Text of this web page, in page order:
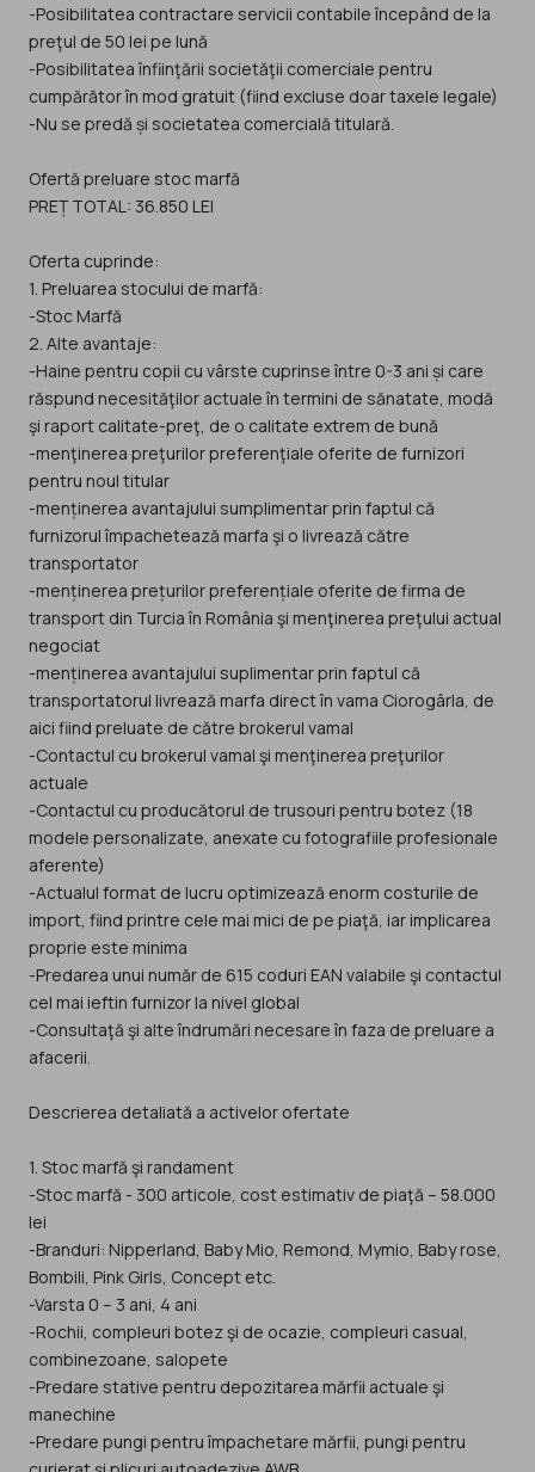
-Posibilitatea contractare servicii contabile începând de la
preţul de 50 lei pe lună
-Posibilitatea înfiinţării societăţii comerciale pentru
cumpărător în mod gratuit (fiind excluse doar taxele legale)
-Nu se predă și societatea comercială titulară.
Ofertă preluare stoc marfă
PREȚ TOTAL: 36.850 LEI
Oferta cuprinde:
1. Preluarea stocului de marfă:
-Stoc Marfă
2. Alte avantaje:
-Haine pentru copii cu vârste cuprinse între 0-3 ani și care
răspund necesităţilor actuale în termini de sănatate, modă
şi raport calitate-preţ, de o calitate extrem de bună
-menţinerea preţurilor preferenţiale oferite de furnizori
pentru noul titular
-menținerea avantajului sumplimentar prin faptul că
furnizorul împachetează marfa şi o livrează către
transportator
-menținerea prețurilor preferențiale oferite de firma de
transport din Turcia în România şi menţinerea preţului actual
negociat
-menținerea avantajului suplimentar prin faptul că
transportatorul livrează marfa direct în vama Ciorogârla, de
aici fiind preluate de către brokerul vamal
-Contactul cu brokerul vamal şi menţinerea preţurilor
actuale
-Contactul cu producătorul de trusouri pentru botez (18
modele personalizate, anexate cu fotografiile profesionale
aferente)
-Actualul format de lucru optimizează enorm costurile de
import, fiind printre cele mai mici de pe piaţă, iar implicarea
proprie este minima
-Predarea unui număr de 615 coduri EAN valabile şi contactul
cel mai ieftin furnizor la nivel global
-Consultaţă şi alte îndrumări necesare în faza de preluare a
afacerii.
Descrierea detaliată a activelor ofertate
1. Stoc marfă şi randament
-Stoc marfă - 300 articole, cost estimativ de piaţă – 58.000
lei
-Branduri: Nipperland, Baby Mio, Remond, Mymio, Baby rose,
Bombili, Pink Girls, Concept etc.
-Varsta 0 – 3 ani, 4 ani
-Rochii, compleuri botez şi de ocazie, compleuri casual,
combinezoane, salopete
-Predare stative pentru depozitarea mărfii actuale şi
manechine
-Predare pungi pentru împachetare mărfii, pungi pentru